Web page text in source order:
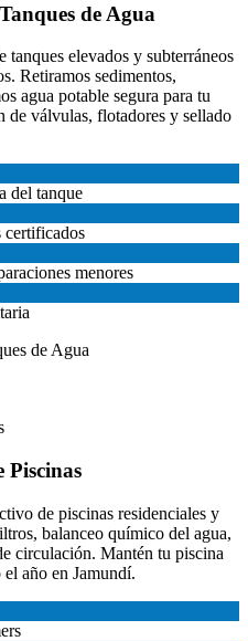
de Agua
elevados y subterráneos
Retiramos sedimentos,
agua potable segura para tu
de válvulas, flotadores y sellado
del tanque
certificados
menores
de piscinas residenciales y
balanceo químico del agua,
circulación. Mantén tu piscina
año en Jamundí.